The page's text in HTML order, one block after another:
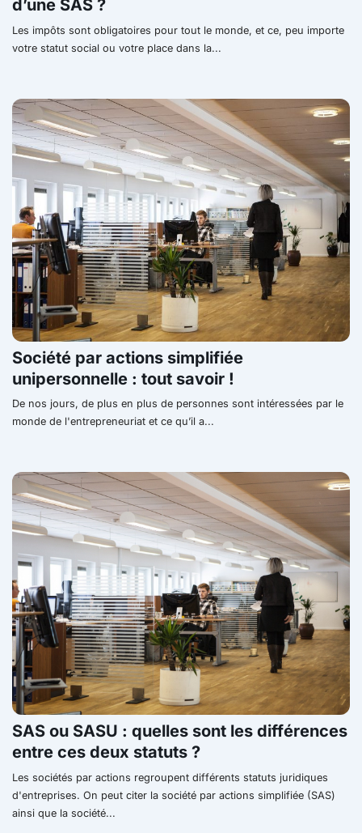
d’une SAS ?
Les impôts sont obligatoires pour tout le monde, et ce, peu importe
votre statut social ou votre place dans la...
Société par actions simplifiée
unipersonnelle : tout savoir !
De nos jours, de plus en plus de personnes sont intéressées par le
monde de l'entrepreneuriat et ce qu’il a...
SAS ou SASU : quelles sont les différences
entre ces deux statuts ?
Les sociétés par actions regroupent différents statuts juridiques
d'entreprises. On peut citer la société par actions simplifiée (SAS)
ainsi que la société...